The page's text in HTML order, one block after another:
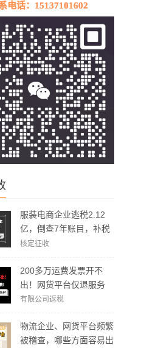
电话：15137101602
服装电商企业逃税2.12
亿，倒查7年账目，补税
加罚款3.62亿元！
核定征收
200多万运费发票开不
出！网货平台仅退服务
费，运费成本拿不到怎么
有限公司返税
物流企业、网货平台频繁
被稽查，哪些方面容易出